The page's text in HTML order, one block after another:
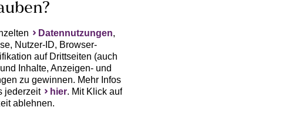
Datennutzungen,
Nutzer-ID, Browser-
auf Drittseiten (auch
Inhalte, Anzeigen- und
zu gewinnen. Mehr Infos
jederzeit
hier. Mit Klick auf
ablehnen.